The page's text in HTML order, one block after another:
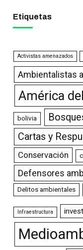
Etiquetas
Activistas amenazados
Ambientalistas
América
bolivia
Cartas y
Conservación
Defensores
Delitos ambientales
Infraestructura